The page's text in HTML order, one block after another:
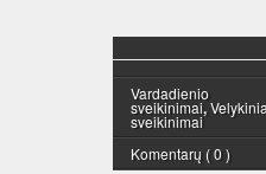
Vardadienio
sveikinimai,
sveikinimai
Komentarų ( 0 )